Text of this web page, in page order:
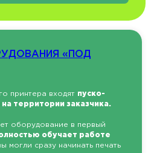
«ПОД
принтера входят пуско-
территории заказчика.
оборудование в первый
обучает работе
могли сразу начинать печать